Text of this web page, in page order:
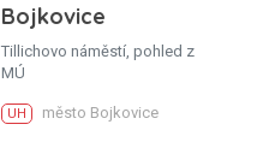
Bojkovice
Tillichovo náměstí, pohled z
MÚ
UH město Bojkovice